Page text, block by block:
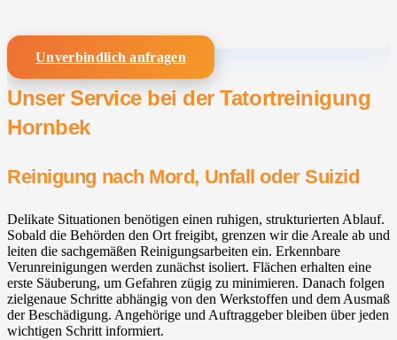
Unverbindlich anfragen
Unser Service bei der Tatortreinigung
Hornbek
Reinigung nach Mord, Unfall oder Suizid
Delikate Situationen benötigen einen ruhigen, strukturierten Ablauf.
Sobald die Behörden den Ort freigibt, grenzen wir die Areale ab und
leiten die sachgemäßen Reinigungsarbeiten ein. Erkennbare
Verunreinigungen werden zunächst isoliert. Flächen erhalten eine
erste Säuberung, um Gefahren zügig zu minimieren. Danach folgen
zielgenaue Schritte abhängig von den Werkstoffen und dem Ausmaß
der Beschädigung. Angehörige und Auftraggeber bleiben über jeden
wichtigen Schritt informiert.